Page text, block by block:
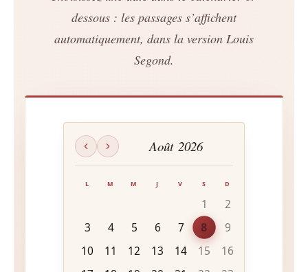
dessous : les passages s’affichent
automatiquement, dans la version Louis
Segond.
Août 2026
L M M J V S D
1
2
3
4 5 6 7 8
9
10
11 12 13 14 15
16